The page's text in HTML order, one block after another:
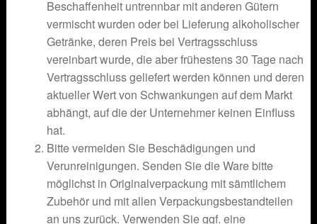
Beschaffenheit untrennbar mit anderen Gütern
vermischt wurden oder bei Lieferung alkoholischer
Getränke, deren Preis bei Vertragsschluss
vereinbart wurde, die aber frühestens 30 Tage nach
Vertragsschluss geliefert werden können und deren
aktueller Wert von Schwankungen auf dem Markt
abhängt, auf die der Unternehmer keinen Einfluss
hat.
Bitte vermeiden Sie Beschädigungen und
Verunreinigungen. Senden Sie die Ware bitte
möglichst in Originalverpackung mit sämtlichem
Zubehör und mit allen Verpackungsbestandteilen
an uns zurück. Verwenden Sie ggf. eine